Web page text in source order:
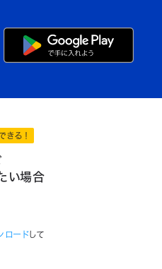
きる！
い場合
ロードして